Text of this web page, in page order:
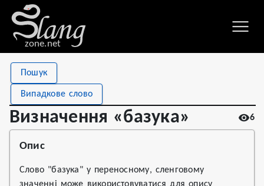
zone.net
Пошук
Випадкове слово
Визначення «базука» 6
Визначення «базука»
Stat
Views
Definitions 1
Опис
Слово "базука" у переносному, сленговому